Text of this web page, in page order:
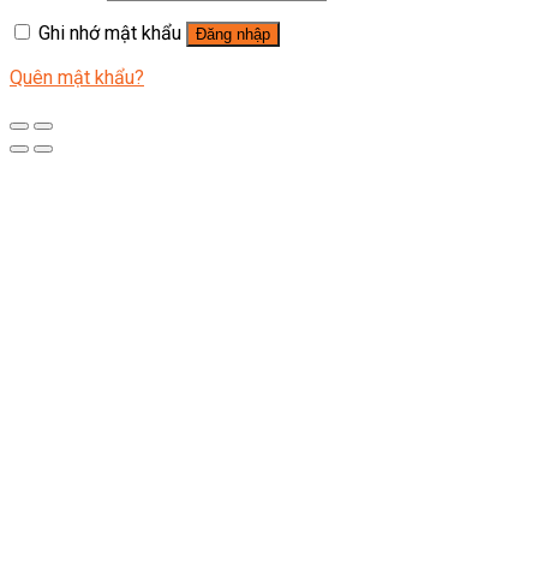
Ghi nhớ mật khẩu
Đăng nhập
Quên mật khẩu?